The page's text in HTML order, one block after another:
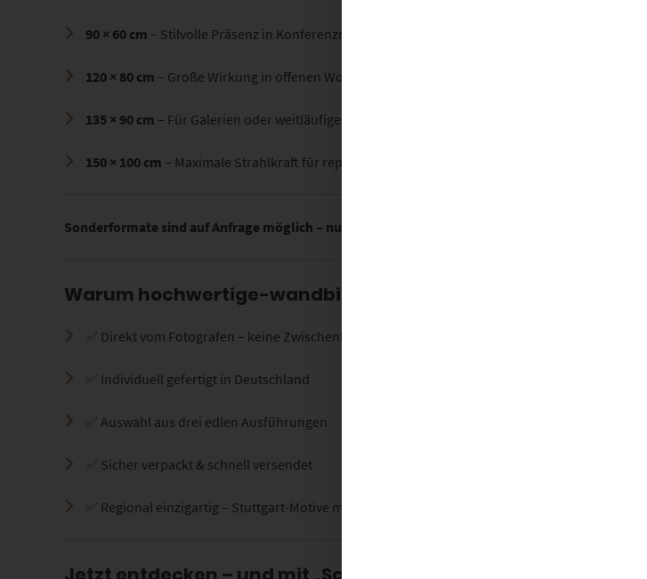
90 × 60 cm – Stilvolle Präsenz in Konferenzräumen
120 × 80 cm – Große Wirkung in offenen Wohnbereichen
135 × 90 cm – Für Galerien oder weitläufige Arbeitsräume
150 × 100 cm – Maximale Strahlkraft für repräsentative Eingangsbereiche
Sonderformate sind auf Anfrage möglich – nutze dazu einfach unser
Warum hochwertige-wandbilder.de?
✅ Direkt vom Fotografen – keine Zwischenhändler
✅ Individuell gefertigt in Deutschland
✅ Auswahl aus drei edlen Ausführungen
✅ Sicher verpackt & schnell versendet
✅ Regional einzigartig – Stuttgart-Motive mit urbanem Charakter